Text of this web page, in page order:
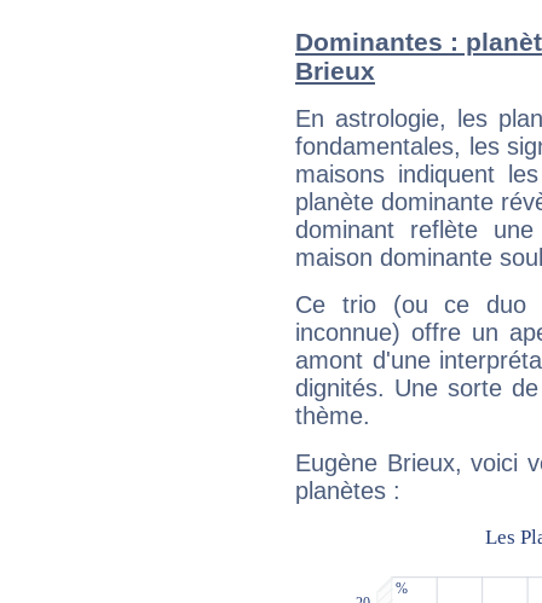
Dominantes :
Brieux
En astrologie, les
fondamentales, les
maisons indiquent
planète dominante
dominant reflète
maison dominante
Ce trio (ou ce duo
inconnue) offre un
amont d'une
dignités. Une sorte
thème.
Eugène Brieux, voici
planètes :